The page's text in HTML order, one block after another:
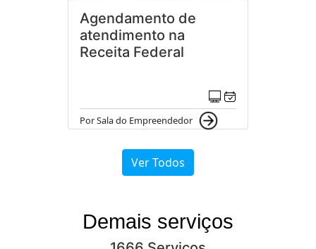
Agendamento de
atendimento na
Receita Federal
Por Sala do Empreendedor
Ver Todos
Demais serviços